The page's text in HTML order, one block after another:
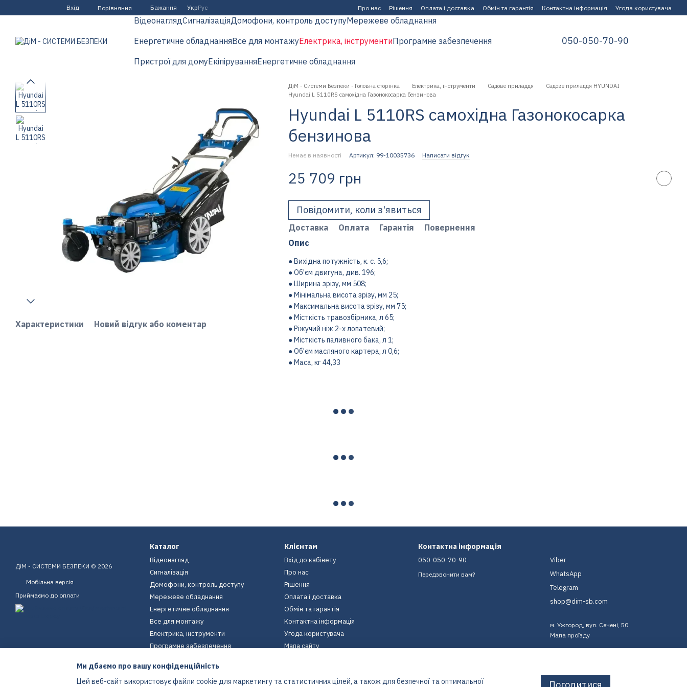
Перейти до основного контенту
Вхід Порівняння Бажання УкрРус Про нас Рішення Оплата і доставка Обмін та гарантія Контактна інформація Угода користувача
ВідеонаглядСигналізаціяДомофони, контроль доступуМережеве обладнання
Енергетичне обладнанняВсе для монтажуЕлектрика, інструментиПрограмне забезпечення
Пристрої для домуЕкіпіруванняЕнергетичне обладнання
050-050-70-90
Характеристики Новий відгук або коментар
ДіМ - Системи Безпеки - Головна сторінка Електрика, інструменти Садове приладдя
Садове приладдя HYUNDAI
Hyundai L 5110RS самохідна Газонокосарка бензинова
Hyundai L 5110RS самохідна Газонокосарка
бензинова
Немає в наявності Артикул: 99-10035736 Написати відгук
25 709 грн
Повідомити, коли з'явиться
Доставка Оплата Гарантія
Повернення
Опис
● Вихідна потужність, к. с. 5,6;
● Об'єм двигуна, див. 196;
● Ширина зрізу, мм 508;
● Мінімальна висота зрізу, мм 25;
● Максимальна висота зрізу, мм 75;
● Місткість травозбірника, л 65;
● Ріжучий ніж 2-х лопатевий;
● Місткість паливного бака, л 1;
● Об'єм масляного картера, л 0,6;
● Маса, кг 44,33
ДіМ - СИСТЕМИ БЕЗПЕКИ © 2026
Мобільна версія
Приймаємо до оплати
Каталог
Відеонагляд
Сигналізація
Домофони, контроль доступу
Мережеве обладнання
Енергетичне обладнання
Все для монтажу
Електрика, інструменти
Програмне забезпечення
Екіпірування
Енергетичне обладнання
Клієнтам
Вхід до кабінету
Про нас
Рішення
Оплата і доставка
Обмін та гарантія
Контактна інформація
Угода користувача
Мапа сайту
Контактна інформація
050-050-70-90
Передзвонити вам?
Viber
WhatsApp
Telegram
shop@dim-sb.com
м. Ужгород, вул. Сечені, 50
Мапа проїзду
Ми дбаємо про вашу конфіденційність
Цей веб-сайт використовує файли cookie для маркетингу та статистичних цілей, а також для безпечної та оптимальної
Погодитися